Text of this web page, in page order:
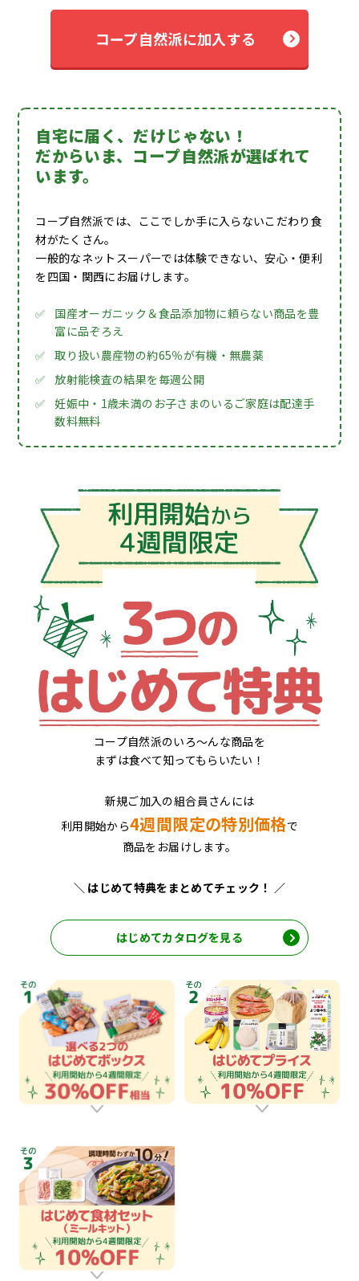
コープ自然派に加入する
自宅に届く、だけじゃない！
だからいま、コープ自然派が選ばれて
います。
コープ自然派では、ここでしか手に入らないこだわり食
材がたくさん。
一般的なネットスーパーでは体験できない、安心・便利
を四国・関西にお届けします。
✅
国産オーガニック＆食品添加物に頼らない商品を豊
富に品ぞろえ
✅
取り扱い農産物の約65％が有機・無農薬
✅
放射能検査の結果を毎週公開
✅
妊娠中・1歳未満のお子さまのいるご家庭は配達手
数料無料
コープ自然派のいろ～んな商品を
まずは食べて知ってもらいたい！
新規ご加入の組合員さんには
利用開始から4週間限定の特別価格で
商品をお届けします。
＼ はじめて特典をまとめてチェック！ ／
はじめてカタログを見る